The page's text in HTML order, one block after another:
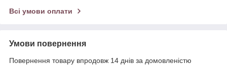
Всі умови оплати
Умови повернення
Повернення товару впродовж 14 днів за домовленістю